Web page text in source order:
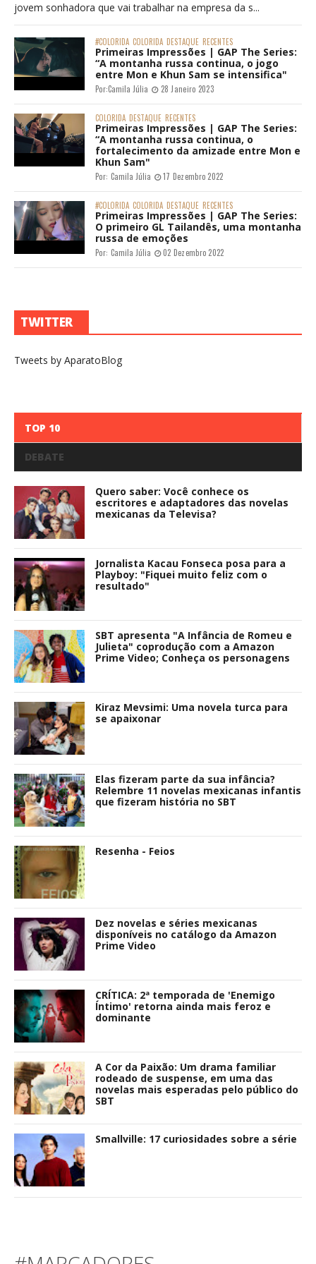
jovem sonhadora que vai trabalhar na empresa da s...
#COLORIDA COLORIDA DESTAQUE RECENTES
Primeiras Impressões | GAP The Series:
“A montanha russa continua, o jogo
entre Mon e Khun Sam se intensifica"
Por:Camila Júlia 28 Janeiro 2023
COLORIDA DESTAQUE RECENTES
Primeiras Impressões | GAP The Series:
“A montanha russa continua, o
fortalecimento da amizade entre Mon e
Khun Sam"
Por: Camila Júlia 17 Dezembro 2022
#COLORIDA COLORIDA DESTAQUE RECENTES
Primeiras Impressões | GAP The Series:
O primeiro GL Tailandês, uma montanha
russa de emoções
Por: Camila Júlia 02 Dezembro 2022
TWITTER
Tweets by AparatoBlog
TOP 10
DEBATE
Quero saber: Você conhece os
escritores e adaptadores das novelas
mexicanas da Televisa?
Jornalista Kacau Fonseca posa para a
Playboy: "Fiquei muito feliz com o
resultado"
SBT apresenta "A Infância de Romeu e
Julieta" coprodução com a Amazon
Prime Video; Conheça os personagens
Kiraz Mevsimi: Uma novela turca para
se apaixonar
Elas fizeram parte da sua infância?
Relembre 11 novelas mexicanas infantis
que fizeram história no SBT
Resenha - Feios
Dez novelas e séries mexicanas
disponíveis no catálogo da Amazon
Prime Video
CRÍTICA: 2ª temporada de 'Enemigo
Íntimo' retorna ainda mais feroz e
dominante
A Cor da Paixão: Um drama familiar
rodeado de suspense, em uma das
novelas mais esperadas pelo público do
SBT
Smallville: 17 curiosidades sobre a série